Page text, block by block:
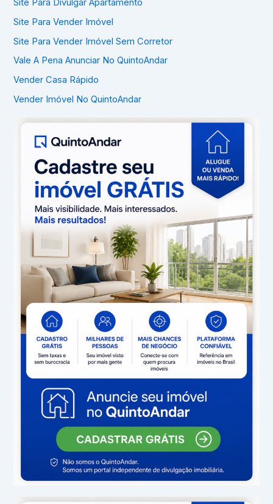
Site Para Divulgar Apartamento
Site Para Vender Imóvel
Site Para Vender Imóvel Sem Corretor
Vale A Pena Anunciar No QuintoAndar
Vender Casa Rápido
Vender Imóvel No QuintoAndar